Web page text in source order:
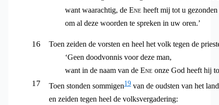
want waarachtig, de Eneheeft mij tot u gezonden
om al deze woorden te spreken in uw oren.’
16
Toen zeiden de vorsten en heel het volk tegen de
‘Geen doodvonnis voor deze man,
want in de naam van de Eneonze God heeft hij
17
Toen stonden sommigen19 van de oudsten van het
en zeiden tegen heel de volksvergadering: